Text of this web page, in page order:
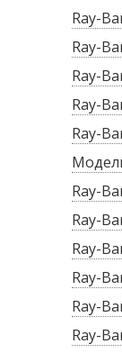
Ray-
Ray-
Ray-
Ray-
Ray-
Ray-
Ray-
Ray-
Ray-
Ray-
Ray-